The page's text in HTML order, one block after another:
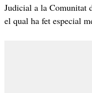
Judicial a la Comunitat
el qual ha fet especial